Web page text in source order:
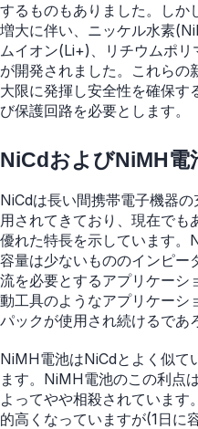
するものもありました。しか
増大に伴い、ニッケル水素
ムイオン(Li+)、リチウムポ
が開発されました。これらの
大限に発揮し安全性を確保す
び保護回路を必要とします。
NiCdおよびNiMH電
NiCdは長い間携帯電子機器
用されてきており、現在でも
優れた特長を示しています
容量は少ないもののインピー
流を必要とするアプリケーシ
動工具のようなアプリケーシ
パックが使用され続けるであ
NiMH電池はNiCdとよく似て
ます。NiMH電池のこの利点
よってやや相殺されています
的高くなっていますが(1日に